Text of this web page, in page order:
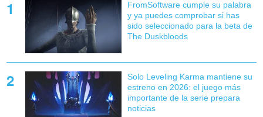
FromSoftware cumple su palabra
y ya puedes comprobar si has
sido seleccionado para la beta de
The Duskbloods
Solo Leveling Karma mantiene su
estreno en 2026: el juego más
importante de la serie prepara
noticias